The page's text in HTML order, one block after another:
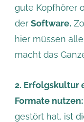
gute Kopfhörer
der Software.
hier müssen
macht das
2. Erfolgskultur
Formate nutzen:
gestört hat, ist